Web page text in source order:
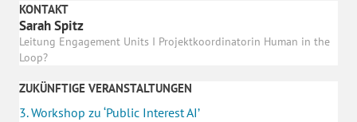
KONTAKT
Sarah Spitz
Leitung Engagement Units I Projektkoordinatorin Human in the
Loop?
ZUKÜNFTIGE VERANSTALTUNGEN
3. Workshop zu ‘Public Interest AI’